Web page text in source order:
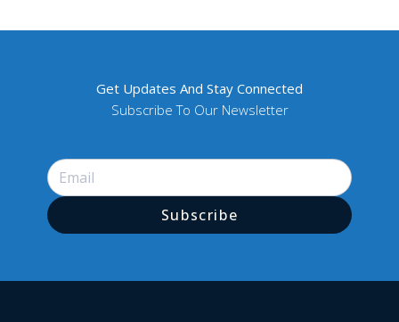
Get Updates And Stay Connected
Subscribe To Our Newsletter
Subscribe